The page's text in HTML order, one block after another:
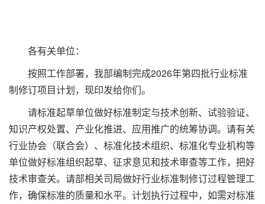
各有关单位：
按照工作部署，我部编制完成2026年第四批行业标准
制修订项目计划，现印发给你们。
请标准起草单位做好标准制定与技术创新、试验验证、
知识产权处置、产业化推进、应用推广的统筹协调。请有关
行业协会（联合会）、标准化技术组织、标准化专业机构等
单位做好标准组织起草、征求意见和技术审查等工作，把好
技术审查关。请部相关司局做好行业标准制修订过程管理工
作，确保标准的质量和水平。计划执行过程中，如需对标准